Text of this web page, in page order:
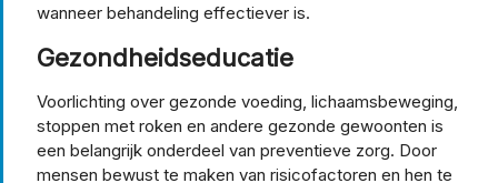
wanneer behandeling effectiever is.
Gezondheidseducatie
Voorlichting over gezonde voeding, lichaamsbeweging,
stoppen met roken en andere gezonde gewoonten is
een belangrijk onderdeel van preventieve zorg. Door
mensen bewust te maken van risicofactoren en hen te